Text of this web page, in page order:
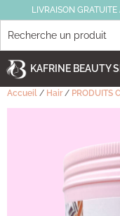
LIVRAISON
KAFRINE BEAUTY
Accueil / Hair/ PRODUITS